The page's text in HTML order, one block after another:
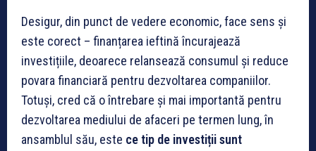
Desigur, din punct de vedere economic, face sens și
este corect – finanțarea ieftină încurajează
investițiile, deoarece relansează consumul și reduce
povara financiară pentru dezvoltarea companiilor.
Totuși, cred că o întrebare și mai importantă pentru
dezvoltarea mediului de afaceri pe termen lung, în
ansamblul său, este ce tip de investiții sunt